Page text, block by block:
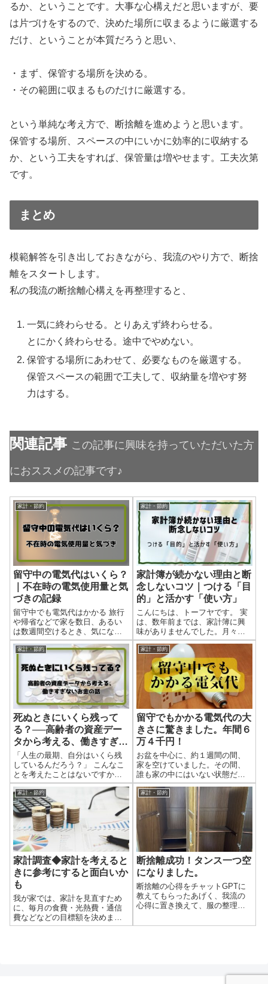
るか、ということです。大事な心構えだと思いますが、要
は片づけをするので、決めた場所に収まるように厳選する
だけ、ということが本質だろうと思い、
・まず、保管する場所を決める。
・その範囲に収まるものだけに厳選する。
という単純な考え方で、断捨離を進めようと思います。
保管する場所、スペースの中にいかに効率的に収納する
か、という工夫をすれば、保管量は増やせます。工夫次第
です。
まとめ
模範解答を引き出しておきながら、我流のやり方で、断捨
離をスタートします。
私の我流の断捨離心構えを再整理すると、
一気に終わらせる。とりあえず終わらせる。
とにかく終わらせる。途中でやめない。
保管する場所にあわせて、必要なものを厳選する。
保管スペースの範囲で工夫して、収納量を増やす努
力はする。
関連記事 この記事に興味を持っていただいた方
におススメの記事です♪
家計・節約
留守中の電気代はいくら？
｜不在時の電気使用量と気
づきの記録
留守中でも電気代はかかる 旅行
や帰省などで家を数日、あるい
は数週間空けるとき、気になる
のが「留守中の電気代」です。
「誰もいないんだから、電気代
はほとんどかからないので
は？」とも思ってしまいます
が、実際にはゼロにはなりませ
ん。 理由はシンプルで、冷蔵庫
やWi-Fiルーター、待機電力な
ど“つけっぱなしの機器”があるか
らです。見た目には何も動いて
いないようでも、電気メーター
は確実に回り続けています。
我が家の実例｜不在時の電気使
用量は電気温水器を止めるとど
う変わる？ 電気温水器を止める
効果を実証 実際に僕が、去年の
夏と今年の夏、家を数日空けた
ときの話です。 電力会社のweb
明細で比較すると、下の...
家計・節約
家計簿が続かない理由と断
念しないコツ｜つける「目
的」と活かす「使い方」
こんにちは、トーフヤです。 実
は、数年前までは、家計簿に興
味がありませんでした。月々の
収支を気にしなくても、家計が
回っていたので、そんなに興味
を持てなかったんです。（「家
計が回っていた」というのは、
僕が思っていただけかもしれま
せんが・・・） ですが、今で
は、「家計を把握しないなんて
あり得ない」とさえ思うまでに
意識が変わってしまいました。
この記事では、なぜ、僕がそこ
まで意識が変わったのか。な
ぜ、家計簿が続いているのか。
を、お伝えしてみたいと思いま
す。 トーフヤ 今、家計に興味が
ない方、家計簿を断念しそうに
なっている方の参考にしてもら
えばと思います。 【家計簿に
興味がなかった理由】 必要性
を...
家計・節約
死ぬときにいくら残って
る？──高齢者の資産デー
タから考える、働きすぎな
いお金の話
「人生の最期、自分はいくら残
しているんだろう？」 こんなこ
とを考えたことはないですか。
老後資金というと「足りるかど
うか」にばかり意識が向きがち
ですが、実際の高齢者は、平均
寿命を迎える年齢になっても、
かなりの資産を残しているケー
スが少なくありません。 その資
産は、結果として相続の対象に
なる一方、自分のためには使え
なかった──そんな現実も見えて
きます。 この記事では、2024年
の「高齢社会対策総合調査」か
ら、高齢者の金融資産の実態を
見ながら、「そんなに働かなく
てもいいかもしれない」という
人生設計のヒントを探ります。
「死ぬときにいくら残って
家計・節約
留守でもかかる電気代の大
きさに驚きました。年間６
万４千円！
お盆を中心に、約１週間の間、
家を空けていました。その間、
誰も家の中にはいない状態だっ
たので、さぞ電気代は安かろう
と思ってみると、なんと！意外
とかかってる。その実態を分析
しました。 電気使用量の状態 ８
月８日に家を出発して、８月１
６日に帰ってきました。その間
の各日の、時間毎の電気使用量
（kWh）と１日の電気代を、電
力会社のweb明細をスクショして
並べてみると、以下のとおりで
す。 ８月８日の早朝４時ごろに
出発したので、それ以降、電気
使用量がパタッと少なくなりま
す。 戻ってきたのが、８月１６
ている部屋を冷やすためにエア
家計・節約
家計調査◆家計を考えると
きに参考にすると面白いか
も
我が家では、家計を見直すため
に、毎月の食費・光熱費・通信
費などなどの目標額を決めまし
た。家計簿から目安を決めたの
家計・節約
断捨離成功！タンス一つ空
になりました。
断捨離の心得をチャットGPTに
教えてもらったあげく、我流の
心得に置き換えて、服の整理を
空にしました！ 心得整理の記事
の服が、ごちゃごちゃと入って